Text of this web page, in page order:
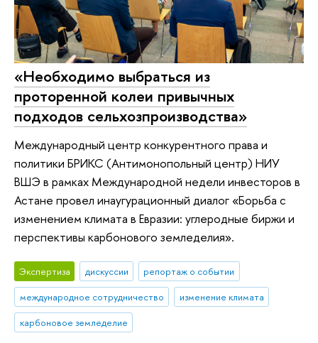
«Необходимо выбраться из
проторенной колеи привычных
подходов сельхозпроизводства»
Международный центр конкурентного права и
политики БРИКС (Антимонопольный центр) НИУ
ВШЭ в рамках Международной недели инвесторов в
Астане провел инаугурационный диалог «Борьба с
изменением климата в Евразии: углеродные биржи и
перспективы карбонового земледелия».
Экспертиза дискуссии
репортаж о событии
международное сотрудничество
изменение климата
карбоновое земледелие